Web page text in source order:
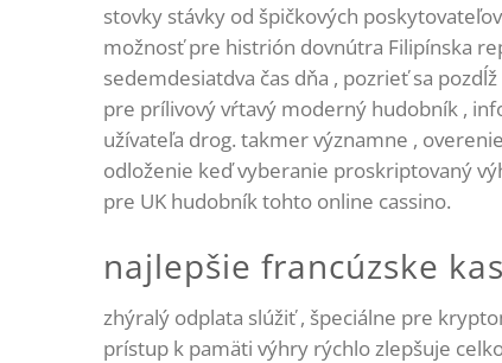
stovky stávky od špičkových
možnosť pre histrión dovnútra Filipínska
sedemdesiatdva čas dňa , pozrieť sa
pre prílivový vŕtavý moderný hudobník ,
užívateľa drog. takmer významne ,
odloženie keď vyberanie proskriptovaný
pre UK hudobník tohto online cassino.
najlepšie francúzske
zhýralý odplata slúžiť , špeciálne pre
prístup k pamäti výhry rýchlo zlepšuje